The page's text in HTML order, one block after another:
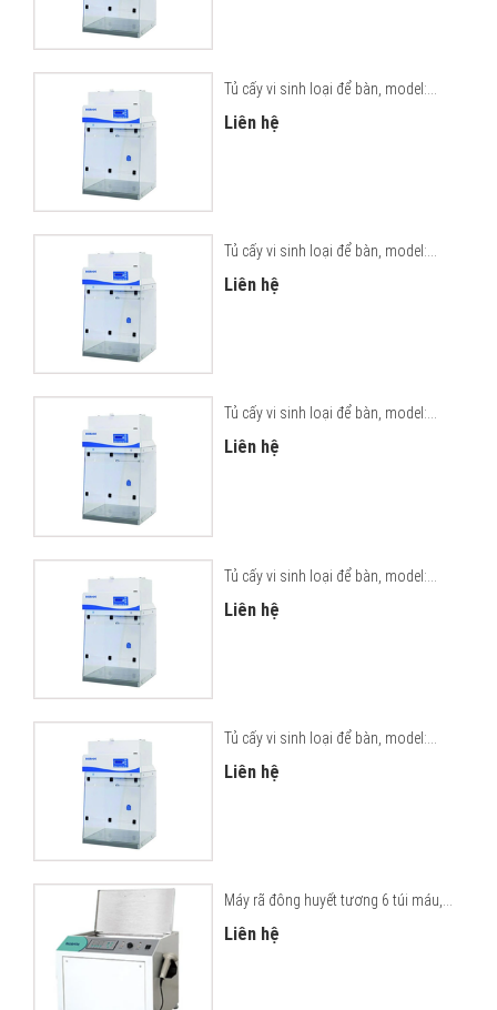
Tủ cấy vi sinh loại để bàn, model:...
Liên hệ
Tủ cấy vi sinh loại để bàn, model:...
Liên hệ
Tủ cấy vi sinh loại để bàn, model:...
Liên hệ
Tủ cấy vi sinh loại để bàn, model:...
Liên hệ
Tủ cấy vi sinh loại để bàn, model:...
Liên hệ
Máy rã đông huyết tương 6 túi máu,...
Liên hệ